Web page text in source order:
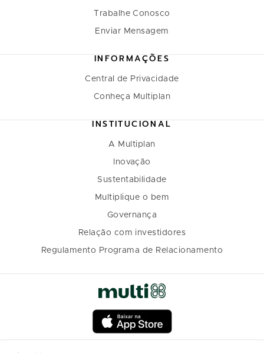
Trabalhe Conosco
Enviar Mensagem
INFORMAÇÕES
Central de Privacidade
Conheça Multiplan
INSTITUCIONAL
A Multiplan
Inovação
Sustentabilidade
Multiplique o bem
Governança
Relação com investidores
Regulamento Programa de Relacionamento